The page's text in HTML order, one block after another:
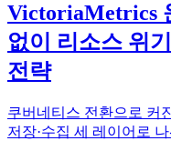
VictoriaMetrics
없이 리소스 위
전략
쿠버네티스 전환으로 커
저장·수집 세 레이어로